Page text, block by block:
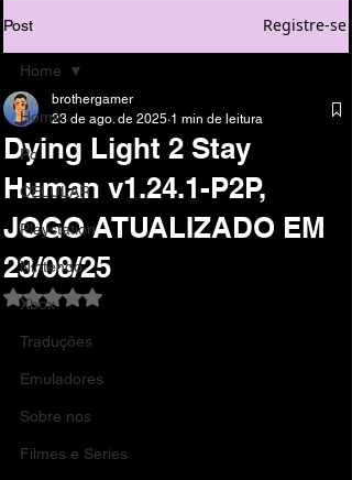
Post Registre-se
Home
Pc
CELULAR
Playstation
Nintendo
Xbox
Traduções
Emuladores
Sobre nos
Filmes e Series
Home
Dying Light 2 Stay
Human v1.24.1-P2P,
JOGO ATUALIZADO EM
23/08/25
brothergamer
23 de ago. de 2025 1 min de leitura
Avaliado com NaN de 5 estrelas.